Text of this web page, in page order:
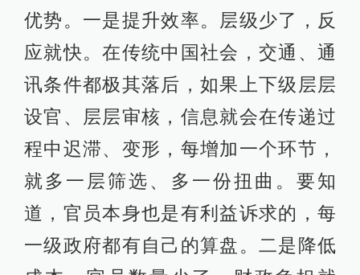
优势。一是提升效率。层级少了，反
应就快。在传统中国社会，交通、通
讯条件都极其落后，如果上下级层层
设官、层层审核，信息就会在传递过
程中迟滞、变形，每增加一个环节，
就多一层筛选、多一份扭曲。要知
道，官员本身也是有利益诉求的，每
一级政府都有自己的算盘。二是降低